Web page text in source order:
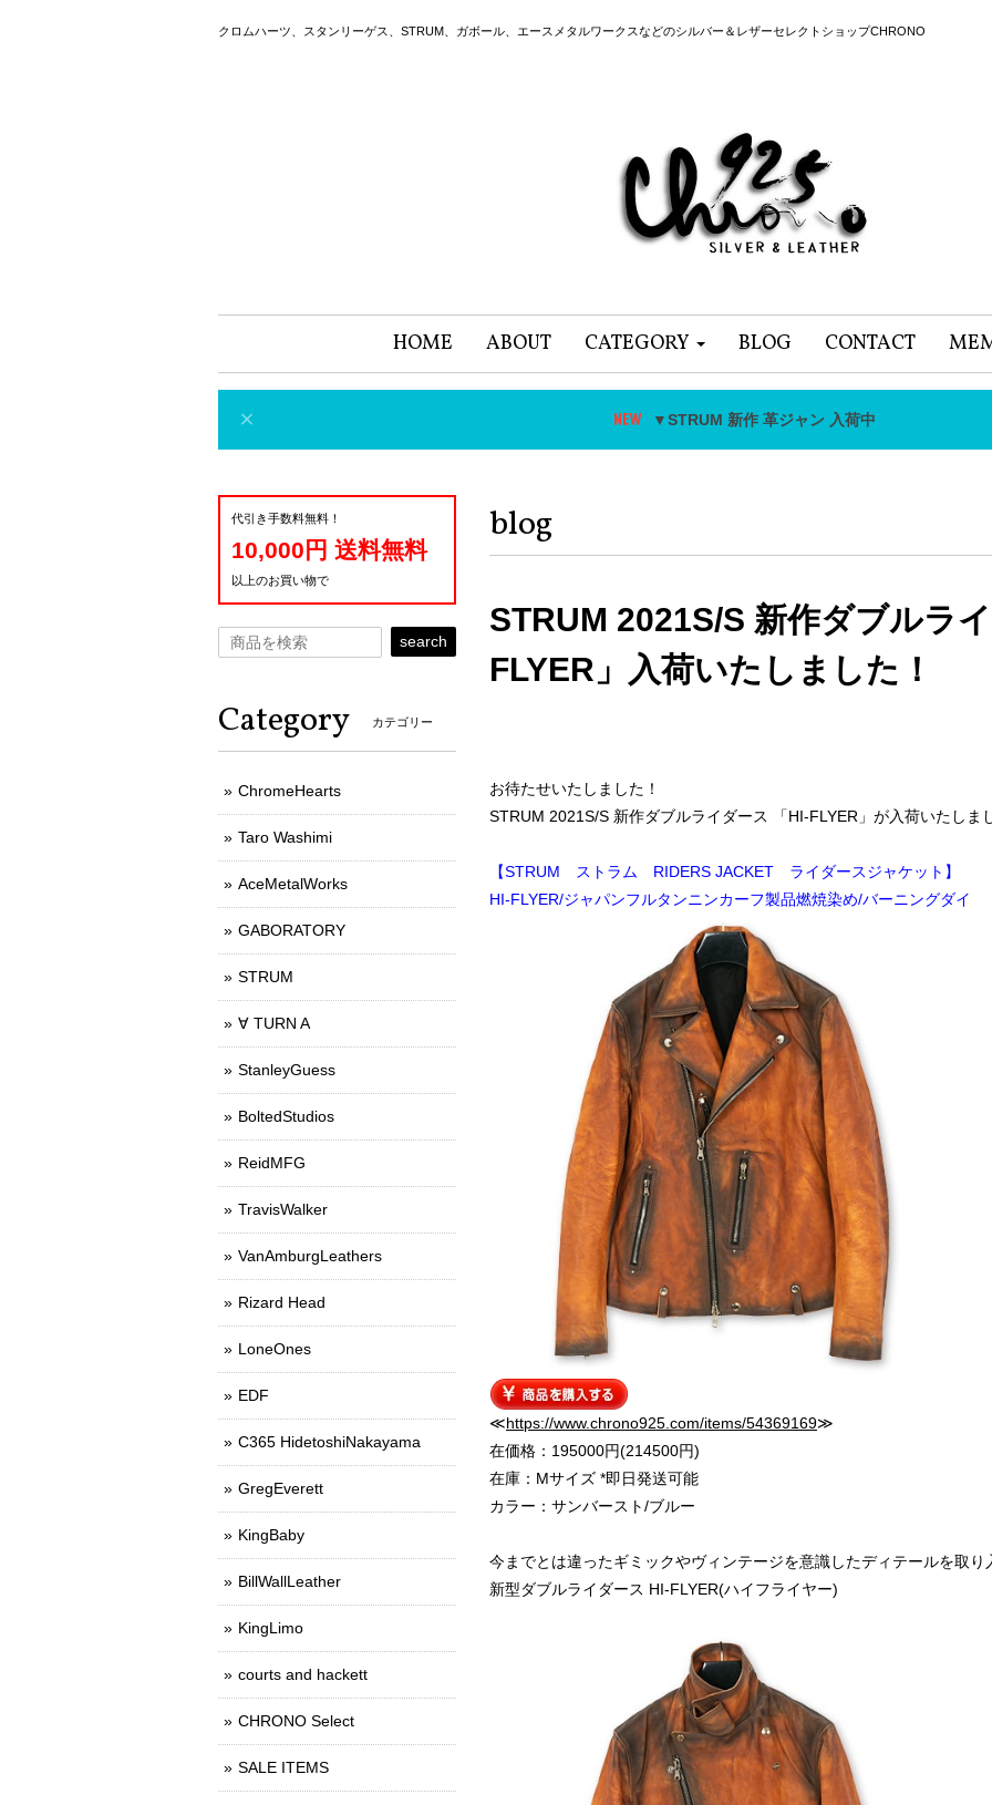
クロムハーツ、スタンリーゲス、STRUM、ガボール、エースメタルワークスなどのシルバー＆レザーセレクトショップCHRONO
HOME ABOUT CATEGORY BLOG CONTACT
▼STRUM 新作 革ジャン 入荷中
blog
STRUM 2021S/S 新作ダブルラ
FLYER」入荷いたしました！
お待たせいたしました！
STRUM 2021S/S 新作ダブルライダース 「HI-FLYER」が入荷いたしま
【STRUM ストラム RIDERS JACKET ライダースジャケット】
HI-FLYER/ジャパンフルタンニンカーフ製品燃焼染め/バーニングダイ
≪https://www.chrono925.com/items/54369169≫
在価格：195000円(214500円)
在庫：Mサイズ *即日発送可能
カラー：サンバースト/ブルー
今までとは違ったギミックやヴィンテージを意識したディテールを取り
新型ダブルライダース HI-FLYER(ハイフライヤー)
代引き手数料無料！
10,000円 送料無料
以上のお買い物で
search
Category カテゴリー
ChromeHearts
Taro Washimi
AceMetalWorks
GABORATORY
STRUM
∀ TURN A
StanleyGuess
BoltedStudios
ReidMFG
TravisWalker
VanAmburgLeathers
Rizard Head
LoneOnes
EDF
C365 HidetoshiNakayama
GregEverett
KingBaby
BillWallLeather
KingLimo
courts and hackett
CHRONO Select
SALE ITEMS